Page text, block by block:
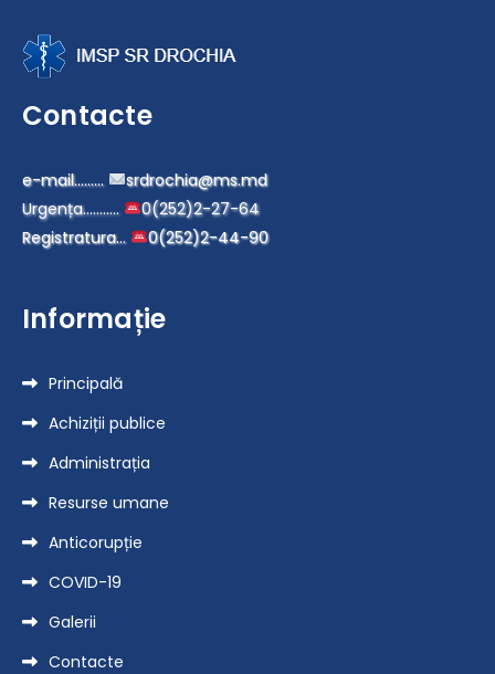
Contacte
e-mail………
srdrochia@ms.md
Urgența………..
0(252)2-27-64
Registratura…
0(252)2-44-90
Informație
Principală
Achiziții publice
Administrația
Resurse umane
Anticorupție
COVID-19
Galerii
Contacte